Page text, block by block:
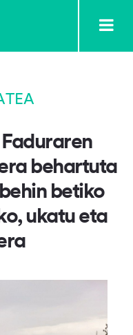
behartuta
betiko
ukatu eta